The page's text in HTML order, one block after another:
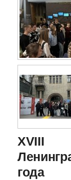
XVIII
года